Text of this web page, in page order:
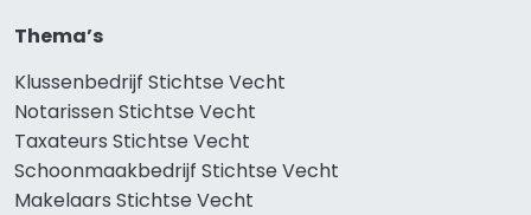
Thema’s
Klussenbedrijf Stichtse Vecht
Notarissen Stichtse Vecht
Taxateurs Stichtse Vecht
Schoonmaakbedrijf Stichtse Vecht
Makelaars Stichtse Vecht